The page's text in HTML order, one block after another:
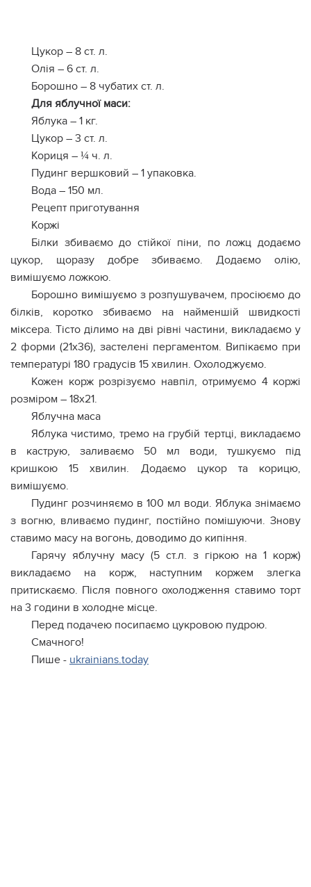
Цукор – 8 ст. л.
Олія – 6 ст. л.
Борошно – 8 чубатих ст. л.
Для яблучної маси:
Яблука – 1 кг.
Цукор – 3 ст. л.
Кориця – ¼ ч. л.
Пудинг вершковий – 1 упаковка.
Вода – 150 мл.
Рецепт приготування
Коржі
Білки збиваємо до стійкої піни, по ложц додаємо
цукор, щоразу добре збиваємо. Додаємо олію,
вимішуємо ложкою.
Борошно вимішуємо з розпушувачем, просіюємо до
білків, коротко збиваємо на найменшій швидкості
міксера. Тісто ділимо на дві рівні частини, викладаємо у
2 форми (21х36), застелені пергаментом. Випікаємо при
температурі 180 градусів 15 хвилин. Охолоджуємо.
Кожен корж розрізуємо навпіл, отримуємо 4 коржі
розміром – 18х21.
Яблучна маса
Яблука чистимо, тремо на грубій тертці, викладаємо
в каструю, заливаємо 50 мл води, тушкуємо під
кришкою 15 хвилин. Додаємо цукор та корицю,
вимішуємо.
Пудинг розчиняємо в 100 мл води. Яблука знімаємо
з вогню, вливаємо пудинг, постійно помішуючи. Знову
ставимо масу на вогонь, доводимо до кипіння.
Гарячу яблучну масу (5 ст.л. з гіркою на 1 корж)
викладаємо на корж, наступним коржем злегка
притискаємо. Після повного охолодження ставимо торт
на 3 години в холодне місце.
Перед подачею посипаємо цукровою пудрою.
Смачного!
Пише - ukrainians.today